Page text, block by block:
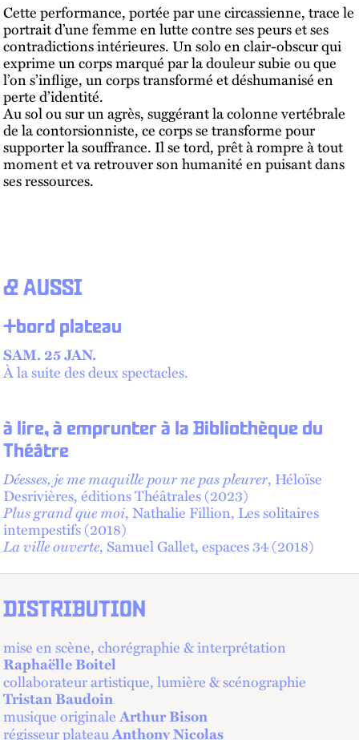
Cette performance, portée par une circassienne, trace le
portrait d’une femme en lutte contre ses peurs et ses
contradictions intérieures. Un solo en clair-obscur qui
exprime un corps marqué par la douleur subie ou que
l’on s’inflige, un corps transformé et déshumanisé en
perte d’identité.
Au sol ou sur un agrès, suggérant la colonne vertébrale
de la contorsionniste, ce corps se transforme pour
supporter la souffrance. Il se tord, prêt à rompre à tout
moment et va retrouver son humanité en puisant dans
ses ressources.
& AUSSI
+bord plateau
SAM. 25 JAN.
À la suite des deux spectacles.
à lire, à emprunter à la Bibliothèque du
Théâtre
Déesses, je me maquille pour ne pas pleurer, Héloïse
Desrivières, éditions Théâtrales (2023)
Plus grand que moi, Nathalie Fillion, Les solitaires
intempestifs (2018)
La ville ouverte, Samuel Gallet, espaces 34 (2018)
DISTRIBUTION
mise en scène, chorégraphie & interprétation
Raphaëlle Boitel
collaborateur artistique, lumière & scénographie
Tristan Baudoin
musique originaleArthur Bison
régisseur plateauAnthony Nicolas